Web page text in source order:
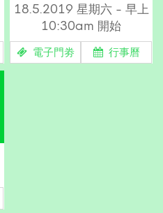
18.5.2019 星期六 - 早上
10:30am 開始
電子門劵 行事曆